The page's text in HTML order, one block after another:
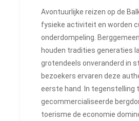
Avontuurlijke reizen op de
fysieke activiteit en worden
onderdompeling.
houden tradities generaties
grotendeels onveranderd in
bezoekers ervaren deze
eerste hand. In tegenstelling
gecommercialiseerde
toerisme de economie